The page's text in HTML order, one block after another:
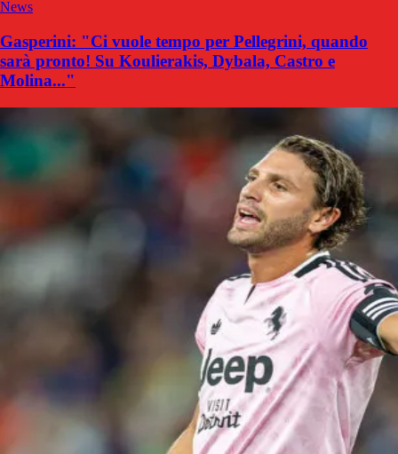
News
Gasperini: "Ci vuole tempo per Pellegrini, quando
sarà pronto! Su Koulierakis, Dybala, Castro e
Molina..."